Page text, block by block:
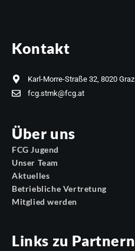
Kontakt
Karl-Morre-Straße 32, 8020 Graz
fcg.stmk@fcg.at
Über uns
FCG Jugend
Unser Team
Aktuelles
Betriebliche Vertretung
Mitglied werden
Links zu Partnern